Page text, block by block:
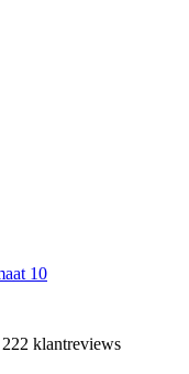
10
klantreviews